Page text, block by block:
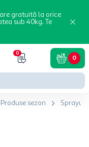
gratuită la orice
sub 40kg. Te
0
0
Produse sezon Sprayuri